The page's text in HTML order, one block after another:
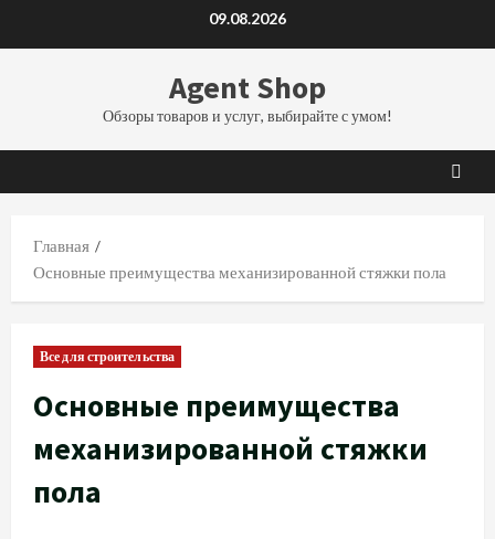
09.08.2026
Agent Shop
Обзоры товаров и услуг, выбирайте с умом!
Главная
Основные преимущества механизированной стяжки пола
Все для строительства
Основные преимущества
механизированной стяжки
пола